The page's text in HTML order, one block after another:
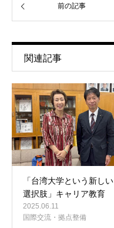
前の記事
関連記事
「台湾大学という新しい
選択肢」キャリア教育
2025.06.11
国際交流・拠点整備